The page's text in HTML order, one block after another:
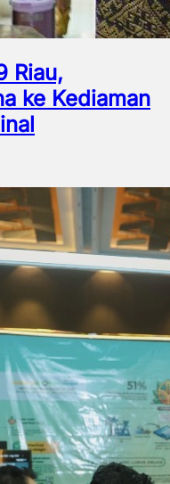
Riau,
ke Kediaman